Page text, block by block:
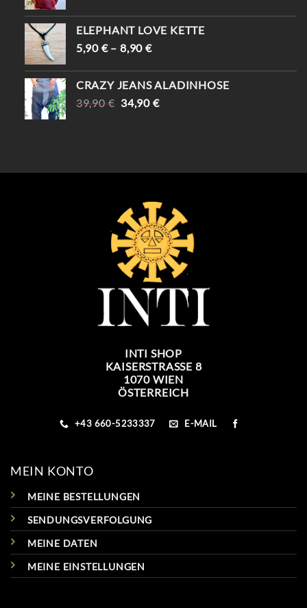
WAR:
69,90 €
IST:
59,90 €.
ELEPHANT LOVE KETTE
5,90 €–8,90€
CRAZY JEANS ALADINHOSE
39,90€ URSPRÜNGLICHER
34,90 €AKTUELLER
INTI SHOP
KAISERSTRASSE 8
1070 WIEN
ÖSTERREICH
+43 660-5233337 E-MAIL
MEIN KONTO
MEINE BESTELLUNGEN
SENDUNGSVERFOLGUNG
MEINE DATEN
MEINE EINSTELLUNGEN